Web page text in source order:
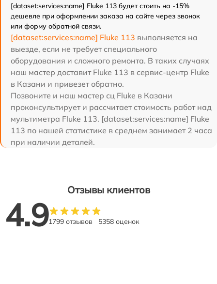
[dataset:services:name] Fluke 113 будет стоить на -15%
дешевле при оформлении заказа на сайте через звонок
или форму обратной связи.
[dataset:services:name] Fluke 113 выполняется на
выезде, если не требует специального
оборудования и сложного ремонта. В таких случаях
наш мастер доставит Fluke 113 в сервис-центр Fluke
в Казани и привезет обратно.
Позвоните и наш мастер сц Fluke в Казани
проконсультирует и рассчитает стоимость работ над
мультиметра Fluke 113. [dataset:services:name] Fluke
113 по нашей статистике в среднем занимает 2 часа
при наличии деталей.
Отзывы клиентов
4.91799 отзывов 5358 оценок